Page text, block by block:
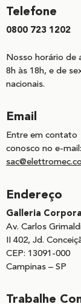
Telefone
0800 723 1202
Nosso horário de
8h às 18h, e de
nacionais.
Email
Entre em contato
conosco no e-mail:
Endereço
Galleria
Av. Carlos
II 402, Jd.
CEP: 13091-000
Campinas – SP
Trabalhe